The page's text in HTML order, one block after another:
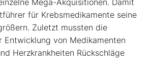
Mega-Akquisitionen. Damit
für Krebsmedikamente seine
Zuletzt mussten die
Entwicklung von Medikamenten
Herzkrankheiten Rückschläge